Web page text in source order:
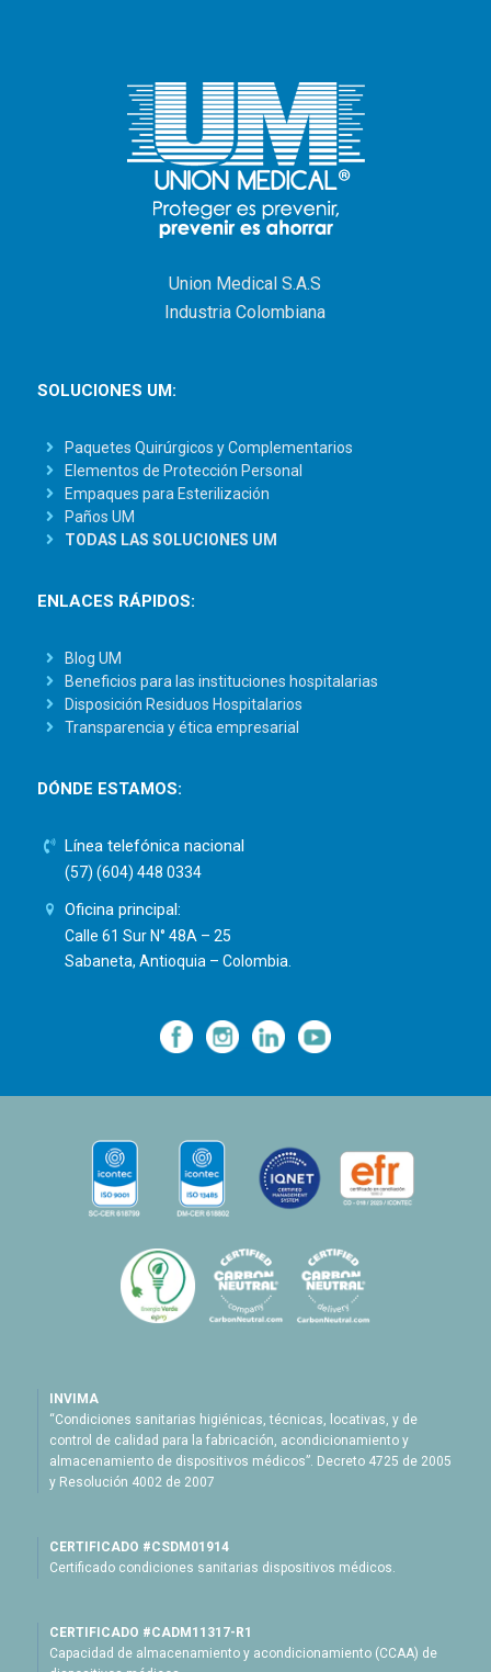
Union Medical S.A.S
Industria Colombiana
SOLUCIONES UM:
Paquetes Quirúrgicos y Complementarios
Elementos de Protección Personal
Empaques para Esterilización
Paños UM
TODAS LAS SOLUCIONES UM
ENLACES RÁPIDOS:
Blog UM
Beneficios para las instituciones hospitalarias
Disposición Residuos Hospitalarios
Transparencia y ética empresarial
DÓNDE ESTAMOS:
Línea telefónica nacional
(57) (604) 448 0334
Oficina principal:
Calle 61 Sur N° 48A – 25
Sabaneta, Antioquia – Colombia.
— — —
INVIMA
“Condiciones sanitarias higiénicas, técnicas, locativas, y de
control de calidad para la fabricación, acondicionamiento y
almacenamiento de dispositivos médicos”. Decreto 4725 de 2005
y Resolución 4002 de 2007
CERTIFICADO #CSDM01914
Certificado condiciones sanitarias dispositivos médicos.
CERTIFICADO #CADM11317-R1
Capacidad de almacenamiento y acondicionamiento (CCAA) de